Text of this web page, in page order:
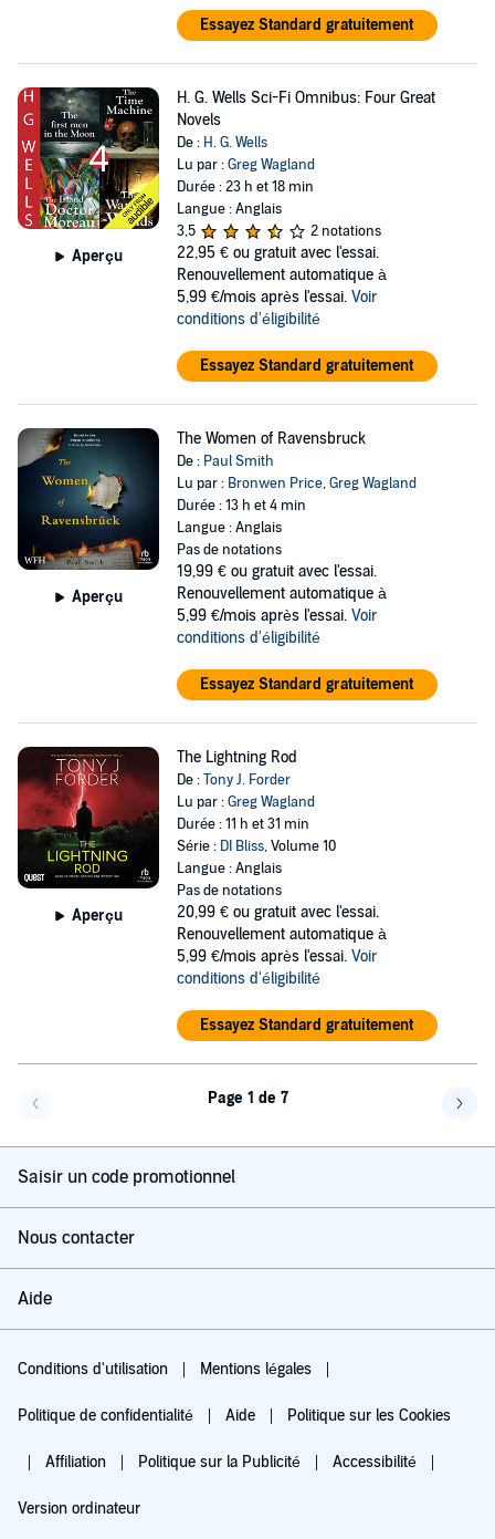
Essayez Standard gratuitement
Aperçu
H. G. Wells Sci-Fi Omnibus: Four Great
Novels
De : H. G. Wells
Lu par :Greg Wagland
Durée : 23 h et 18 min
Langue : Anglais
3,5
2 notations
22,95 € ou gratuit avec l'essai.
Renouvellement automatique à
5,99 €/mois après l'essai. Voir
conditions d'éligibilité
Essayez Standard gratuitement
Aperçu
The Women of Ravensbruck
De : Paul Smith
Lu par : Bronwen Price,Greg Wagland
Durée : 13 h et 4 min
Langue : Anglais
Pas de notations
19,99 € ou gratuit avec l'essai.
Renouvellement automatique à
5,99 €/mois après l'essai. Voir
conditions d'éligibilité
Essayez Standard gratuitement
Aperçu
The Lightning Rod
De :Tony J. Forder
Lu par :Greg Wagland
Durée : 11 h et 31 min
Série : DI Bliss, Volume 10
Langue : Anglais
Pas de notations
20,99 € ou gratuit avec l'essai.
Renouvellement automatique à
5,99 €/mois après l'essai. Voir
conditions d'éligibilité
Essayez Standard gratuitement
Page 1 de 7
Saisir un code promotionnel
Nous contacter
Aide
Conditions d'utilisation Mentions légales
Politique de confidentialité Aide Politique sur les Cookies
Affiliation Politique sur la Publicité Accessibilité
Version ordinateur